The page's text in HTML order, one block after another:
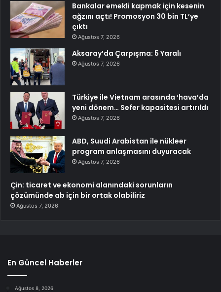
Bankalar emekli kapmak için kesenin
ağzını açtı! Promosyon 30 bin TL’ye
çıktı
Ağustos 7, 2026
Aksaray’da Çarpışma: 5 Yaralı
Ağustos 7, 2026
Türkiye ile Vietnam arasında ‘hava’da
yeni dönem… Sefer kapasitesi artırıldı
Ağustos 7, 2026
ABD, Suudi Arabistan ile nükleer
program anlaşmasını duyuracak
Ağustos 7, 2026
Çin: ticaret ve ekonomi alanındaki sorunların
çözümünde ab için bir ortak olabiliriz
Ağustos 7, 2026
En Güncel Haberler
Ağustos 8, 2026